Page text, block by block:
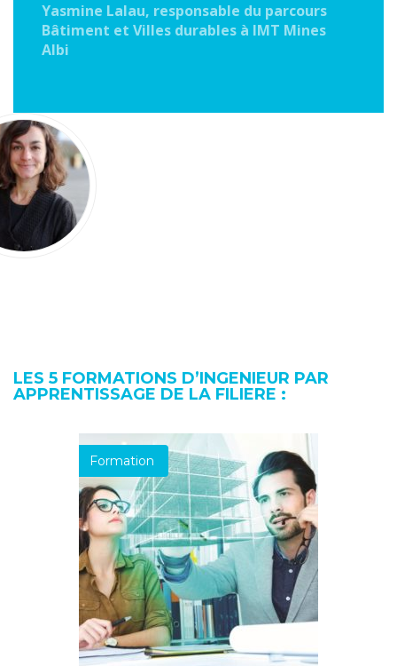
Yasmine Lalau, responsable du parcours
Bâtiment et Villes durables à IMT Mines
Albi
LES 5 FORMATIONS D’INGENIEUR PAR
APPRENTISSAGE DE LA FILIERE :
Formation